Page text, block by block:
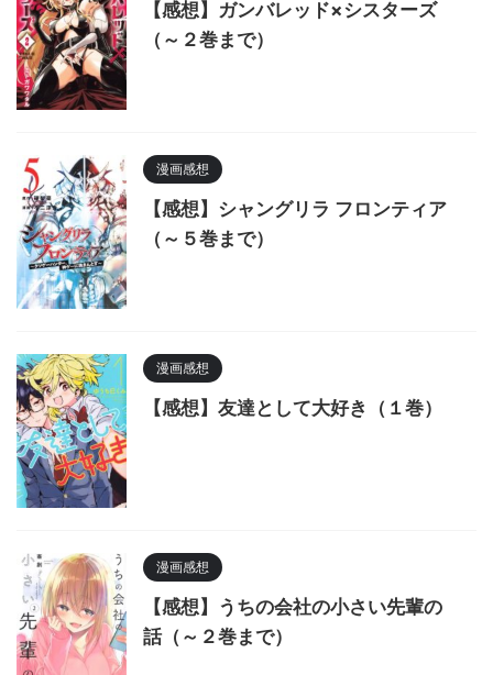
【感想】ガンバレッド×シスターズ
（～２巻まで）
漫画感想
【感想】シャングリラ フロンティア
（～５巻まで）
漫画感想
【感想】友達として大好き（１巻）
漫画感想
【感想】うちの会社の小さい先輩の
話（～２巻まで）